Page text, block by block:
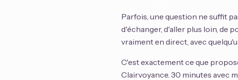
Parfois, une question ne suffit
d'échanger, d'aller plus loin, de
vraiment en direct, avec
C'est exactement ce que
Clairvoyance. 30 minutes avec